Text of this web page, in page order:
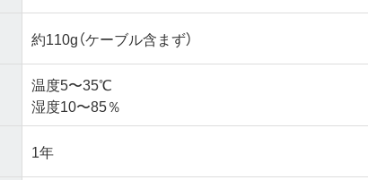
約110g（ケーブル含まず）
温度5〜35℃
湿度10〜85％
1年